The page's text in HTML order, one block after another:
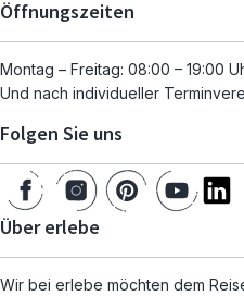
Öffnungszeiten
Montag – Freitag: 08:00 – 19:00
Und nach individueller
Folgen Sie uns
Über erlebe
Wir bei erlebe möchten dem